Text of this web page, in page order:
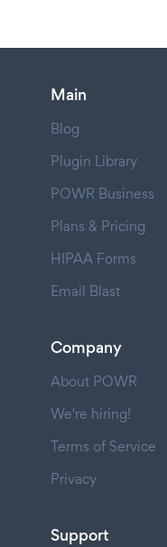
Main
Blog
Plugin Library
POWR Business
Plans & Pricing
HIPAA Forms
Email Blast
Company
About POWR
We're hiring!
Terms of Service
Privacy
Support